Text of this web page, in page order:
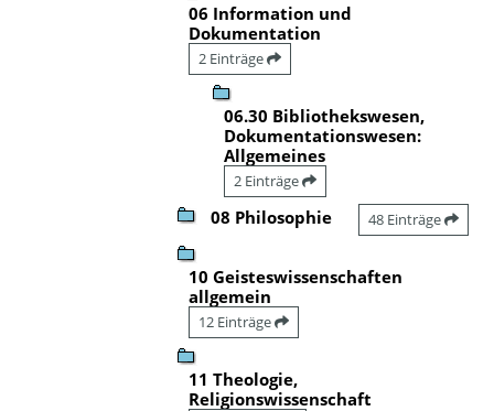
06 Information und
Dokumentation
2 Einträge
06.30 Bibliothekswesen,
Dokumentationswesen:
Allgemeines
2 Einträge
08 Philosophie 48 Einträge
10 Geisteswissenschaften
allgemein
12 Einträge
11 Theologie,
Religionswissenschaft